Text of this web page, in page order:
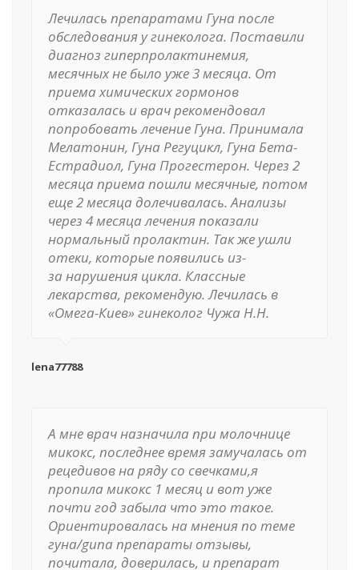
Лечилась препаратами Гуна после
обследования у гинеколога. Поставили
диагноз гиперпролактинемия,
месячных не было уже 3 месяца. От
приема химических гормонов
отказалась и врач рекомендовал
попробовать лечение Гуна. Принимала
Мелатонин, Гуна Регуцикл, Гуна Бета-
Естрадиол, Гуна Прогестерон. Через 2
месяца приема пошли месячные, потом
еще 2 месяца долечивалась. Анализы
через 4 месяца лечения показали
нормальный пролактин. Так же ушли
отеки, которые появились из-
за нарушения цикла. Классные
лекарства, рекомендую. Лечилась в
«Омега-Киев» гинеколог Чужа Н.Н.
lena77788
А мне врач назначила при молочнице
микокс, последнее время замучалась от
рецедивов на ряду со свечками‚я
пропила микокс 1 месяц и вот уже
почти год забыла что это такое.
Ориентировалась на мнения по теме
гуна/guna препараты отзывы,
почитала, доверилась, и препарат